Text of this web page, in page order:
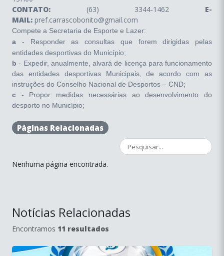
CONTATO: (63) 3344-1462 E-
MAIL: pref.carrascobonito@gmail.com
Compete a Secretaria de Esporte e Lazer:
a - Responder as consultas que forem dirigidas pelas
entidades desportivas do Município;
b - Expedir, anualmente, alvará de licença para funcionamento
das entidades desportivas Municipais, de acordo com as
instruções do Conselho Nacional de Desportos – CND;
c - Propor medidas necessárias ao desenvolvimento do
desporto no Município;
apreciação da Secretaria;
- Fiscalizar o funcionamento das Federações, Ligas, Clubes
e Associações Desportivas do Município, a fim de lhes
funcionamento regular;f- Requisitar, mediante prévia
de âmbito nacional e internacional, dentro ou fora do País;
nacional, interestadual, qualquer praça de desporto
h- Proibir a realização de qualquer exibição pública, sem
Páginas Relacionadas
Nenhuma página encontrada.
Notícias Relacionadas
Encontramos 11 resultados